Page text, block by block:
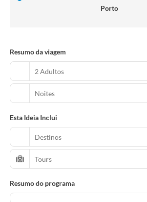
Porto
Resumo da viagem
2 Adultos
Noites
Esta Ideia Inclui
Destinos
Tours
Resumo do programa